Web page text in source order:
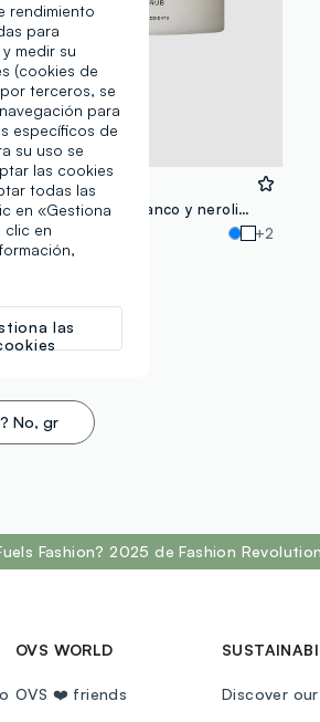
Exfoliante refinado de té blanco y neroli para una piel sedosa
+2
gracias. ¡Filtro!
Fashion? 2025 de Fashion
OVS WORLD
OVS ❤️ friends Discover
rendimiento
para
medir su
(cookies de
terceros, se
para
específicos de
su uso se
las cookies
todas las
en «Gestiona
clic en
las